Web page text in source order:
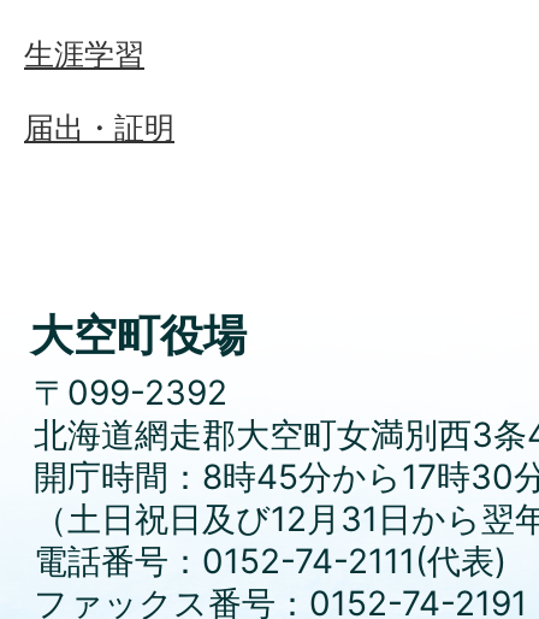
生涯学習
届出・証明
大空町役場
〒099-2392
北海道網走郡大空町女満別西3条
開庁時間：8時45分から17時30
（土日祝日及び12月31日から
電話番号：0152-74-2111(代表)
ファックス番号：0152-74-2191